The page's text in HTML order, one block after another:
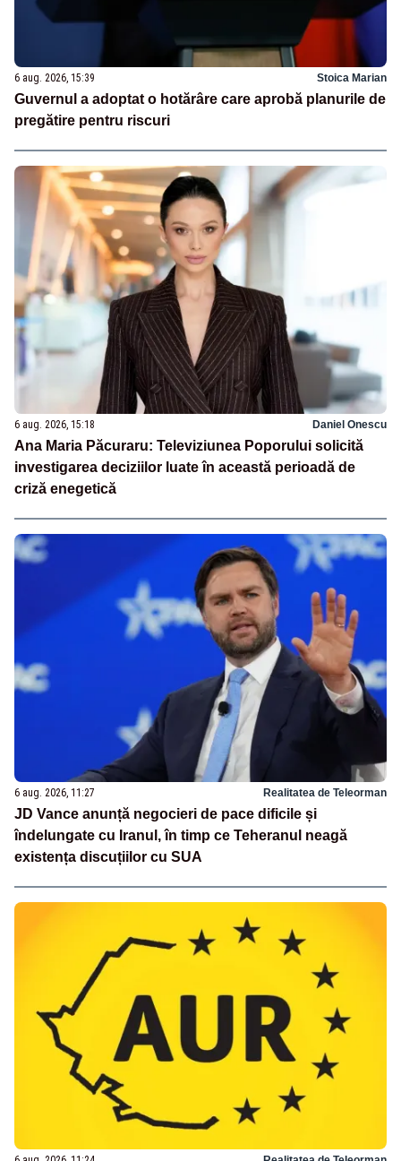
6 aug. 2026, 15:39 Stoica Marian
Guvernul a adoptat o hotărâre care aprobă planurile de
pregătire pentru riscuri
6 aug. 2026, 15:18 Daniel Onescu
Ana Maria Păcuraru: Televiziunea Poporului solicită
investigarea deciziilor luate în această perioadă de
criză enegetică
6 aug. 2026, 11:27 Realitatea de Teleorman
JD Vance anunță negocieri de pace dificile și
îndelungate cu Iranul, în timp ce Teheranul neagă
existența discuțiilor cu SUA